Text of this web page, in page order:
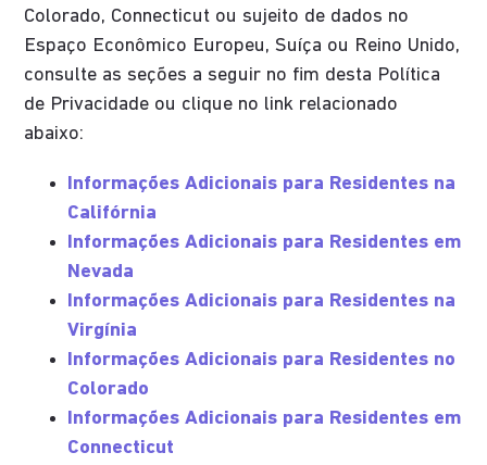
Colorado, Connecticut ou sujeito de dados no
Espaço Econômico Europeu, Suíça ou Reino Unido,
consulte as seções a seguir no fim desta Política
de Privacidade ou clique no link relacionado
abaixo:
Informações Adicionais para Residentes na
Califórnia
Informações Adicionais para Residentes em
Nevada
Informações Adicionais para Residentes na
Virgínia
Informações Adicionais para Residentes no
Colorado
Informações Adicionais para Residentes em
Connecticut